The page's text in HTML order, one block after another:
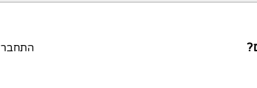
התחבר